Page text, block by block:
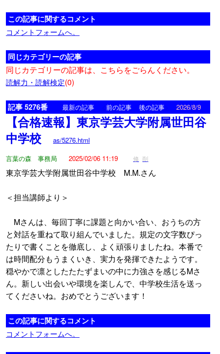
この記事に関するコメント
コメントフォームへ。
同じカテゴリーの記事
同じカテゴリーの記事は、こちらをごらんください。
読解力・読解検定(0)
記事 5276番 最新の記事 前の記事 後の記事 2026/8/9
【合格速報】東京学芸大学附属世田谷
中学校
as/5276.html
言葉の森 事務局
2025/02/06 11:19 修 削
東京学芸大学附属世田谷中学校 M.M.さん
＜担当講師より＞
Mさんは、毎回丁寧に課題と向かい合い、おうちの方
と対話を重ねて取り組んでいました。規定の文字数ぴっ
たりで書くことを徹底し、よく頑張りましたね。本番で
は時間配分もうまくいき、実力を発揮できたようです。
穏やかで凛としたたたずまいの中に力強さを感じるMさ
ん。新しい出会いや環境を楽しんで、中学校生活を送っ
てくださいね。おめでとうございます！
この記事に関するコメント
コメントフォームへ。